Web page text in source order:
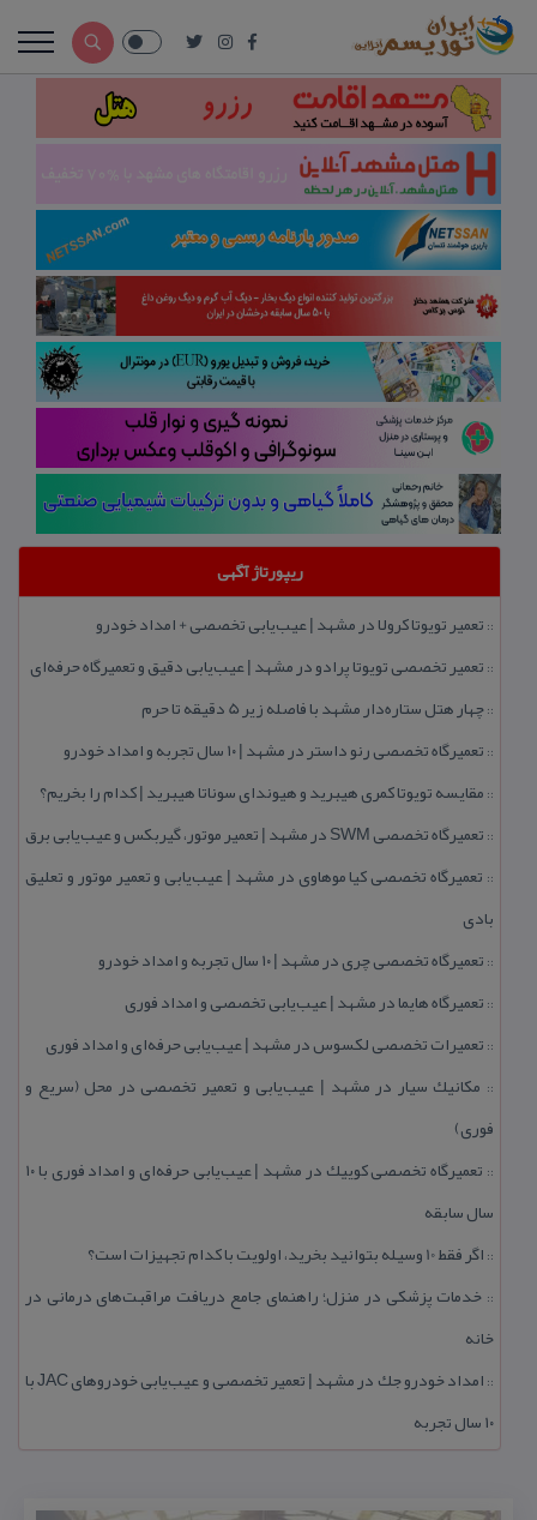
ریپورتاژ آگهی
:: تعمیر تویوتا كرولا در مشهد | عیب‌یابی تخصصی + امداد خودرو
:: تعمیر تخصصی تویوتا پرادو در مشهد | عیب‌یابی دقیق و تعمیرگاه حرفه‌ای
::چهار هتل‌ ستاره‌دار مشهد با فاصله زیر 5 دقیقه تا حرم
:: تعمیرگاه تخصصی رنو داستر در مشهد | ۱۰ سال تجربه و امداد خودرو
:: مقایسه تویوتا كمری هیبرید و هیوندای سوناتا هیبرید | كدام را بخریم؟
:: تعمیرگاه تخصصی SWM در مشهد | تعمیر موتور، گیربكس و عیب‌یابی برق
:: تعمیرگاه تخصصی كیا موهاوی در مشهد | عیب‌یابی و تعمیر موتور و تعلیق
بادی
:: تعمیرگاه تخصصی چری در مشهد | ۱۰ سال تجربه و امداد خودرو
:: تعمیرگاه هایما در مشهد | عیب‌یابی تخصصی و امداد فوری
:: تعمیرات تخصصی لكسوس در مشهد | عیب‌یابی حرفه‌ای و امداد فوری
:: مكانیك سیار در مشهد | عیب‌یابی و تعمیر تخصصی در محل (سریع و
فوری)
::
تعمیرگاه تخصصی كوییك در مشهد | عیب‌یابی حرفه‌ای و امداد فوری با ۱۰
سال سابقه
:: اگر فقط 10 وسیله بتوانید بخرید، اولویت با كدام تجهیزات است؟
:: خدمات پزشكی در منزل؛ راهنمای جامع دریافت مراقبت‌های درمانی در
خانه
::
امداد خودرو جك در مشهد | تعمیر تخصصی و عیب‌یابی خودروهای JAC با
۱۰ سال تجربه